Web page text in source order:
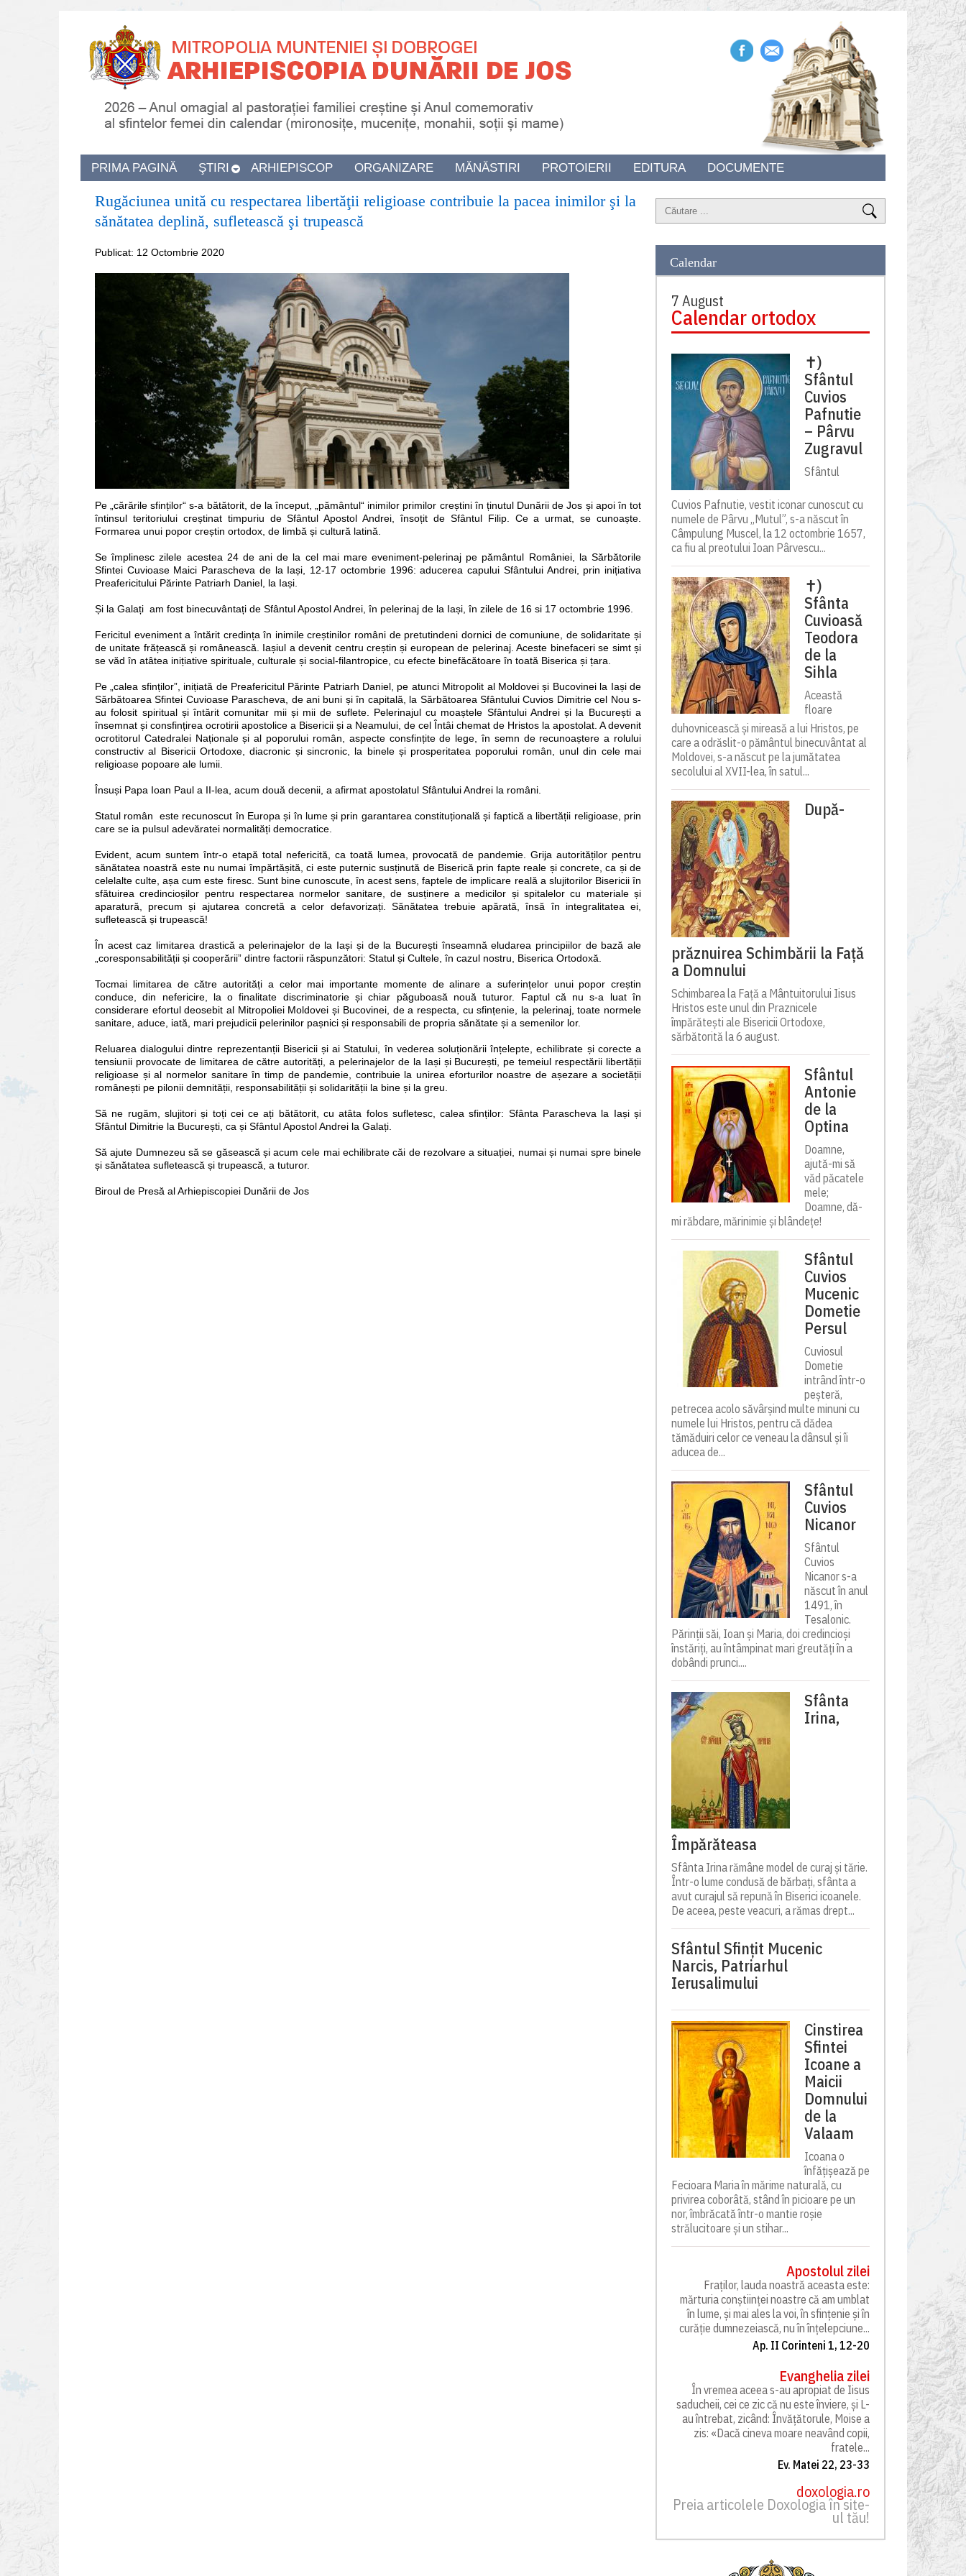
PRIMA PAGINĂ ŞTIRI ARHIEPISCOP ORGANIZARE MĂNĂSTIRI PROTOIERII EDITURA DOCUMENTE
Rugăciunea unită cu respectarea libertăţii religioase contribuie la pacea inimilor şi la
sănătatea deplină, sufletească şi trupească
Publicat: 12 Octombrie 2020
Pe „cărările sfinților“ s-a bătătorit, de la început, „pământul“ inimilor primilor creștini în ținutul Dunării de Jos și apoi în tot
întinsul teritoriului creștinat timpuriu de Sfântul Apostol Andrei, însoțit de Sfântul Filip. Ce a urmat, se cunoaște.
Formarea unui popor creștin ortodox, de limbă și cultură latină.
Se împlinesc zilele acestea 24 de ani de la cel mai mare eveniment-pelerinaj pe pământul României, la Sărbătorile
Sfintei Cuvioase Maici Parascheva de la Iași, 12-17 octombrie 1996: aducerea capului Sfântului Andrei, prin inițiativa
Preafericitului Părinte Patriarh Daniel, la Iași.
Și la Galați am fost binecuvântați de Sfântul Apostol Andrei, în pelerinaj de la Iași, în zilele de 16 si 17 octombrie 1996.
Fericitul eveniment a întărit credința în inimile creștinilor români de pretutindeni dornici de comuniune, de solidaritate și
de unitate frățească și românească. Iașiul a devenit centru creștin și european de pelerinaj. Aceste binefaceri se simt și
se văd în atâtea inițiative spirituale, culturale și social-filantropice, cu efecte binefăcătoare în toată Biserica și țara.
Pe „calea sfinților”, inițiată de Preafericitul Părinte Patriarh Daniel, pe atunci Mitropolit al Moldovei și Bucovinei la Iași de
Sărbătoarea Sfintei Cuvioase Parascheva, de ani buni și în capitală, la Sărbătoarea Sfântului Cuvios Dimitrie cel Nou s-
au folosit spiritual și întărit comunitar mii și mii de suflete. Pelerinajul cu moaștele Sfântului Andrei și la București a
însemnat și consfințirea ocrotirii apostolice a Bisericii și a Neamului, de cel Întâi chemat de Hristos la apostolat. A devenit
ocrotitorul Catedralei Naționale și al poporului român, aspecte consfințite de lege, în semn de recunoaștere a rolului
constructiv al Bisericii Ortodoxe, diacronic și sincronic, la binele și prosperitatea poporului român, unul din cele mai
religioase popoare ale lumii.
Însuși Papa Ioan Paul a II-lea, acum două decenii, a afirmat apostolatul Sfântului Andrei la români.
Statul român este recunoscut în Europa și în lume și prin garantarea constituțională și faptică a libertății religioase, prin
care se ia pulsul adevăratei normalități democratice.
Evident, acum suntem într-o etapă total nefericită, ca toată lumea, provocată de pandemie. Grija autorităților pentru
sănătatea noastră este nu numai împărtășită, ci este puternic susținută de Biserică prin fapte reale și concrete, ca și de
celelalte culte, așa cum este firesc. Sunt bine cunoscute, în acest sens, faptele de implicare reală a slujitorilor Bisericii în
sfătuirea credincioșilor pentru respectarea normelor sanitare, de susținere a medicilor și spitalelor cu materiale și
aparatură, precum și ajutarea concretă a celor defavorizați. Sănătatea trebuie apărată, însă în integralitatea ei,
sufletească și trupească!
În acest caz limitarea drastică a pelerinajelor de la Iași și de la București înseamnă eludarea principiilor de bază ale
„coresponsabilității și cooperării” dintre factorii răspunzători: Statul și Cultele, în cazul nostru, Biserica Ortodoxă.
Tocmai limitarea de către autorități a celor mai importante momente de alinare a suferințelor unui popor creștin
conduce, din nefericire, la o finalitate discriminatorie și chiar păguboasă nouă tuturor. Faptul că nu s-a luat în
considerare efortul deosebit al Mitropoliei Moldovei și Bucovinei, de a respecta, cu sfințenie, la pelerinaj, toate normele
sanitare, aduce, iată, mari prejudicii pelerinilor pașnici și responsabili de propria sănătate și a semenilor lor.
Reluarea dialogului dintre reprezentanții Bisericii și ai Statului, în vederea soluționării înțelepte, echilibrate și corecte a
tensiunii provocate de limitarea de către autorități, a pelerinajelor de la Iași și București, pe temeiul respectării libertății
religioase și al normelor sanitare în timp de pandemie, contribuie la unirea eforturilor noastre de așezare a societății
românești pe pilonii demnității, responsabilității și solidarității la bine și la greu.
Să ne rugăm, slujitori și toți cei ce ați bătătorit, cu atâta folos sufletesc, calea sfinților: Sfânta Parascheva la Iași și
Sfântul Dimitrie la București, ca și Sfântul Apostol Andrei la Galați.
Să ajute Dumnezeu să se găsească și acum cele mai echilibrate căi de rezolvare a situației, numai și numai spre binele
și sănătatea sufletească și trupească, a tuturor.
Biroul de Presă al Arhiepiscopiei Dunării de Jos
Calendar
7 August
Calendar ortodox
✝)
Sfântul
Cuvios
Pafnutie
– Pârvu
Zugravul
Sfântul
Cuvios Pafnutie, vestit iconar cunoscut cu
numele de Pârvu „Mutul”, s-a născut în
Câmpulung Muscel, la 12 octombrie 1657,
ca fiu al preotului Ioan Pârvescu...
✝)
Sfânta
Cuvioasă
Teodora
de la
Sihla
Această
floare
duhovnicească și mireasă a lui Hristos, pe
care a odrăslit-o pământul binecuvântat al
Moldovei, s-a născut pe la jumătatea
secolului al XVII-lea, în satul...
După-
prăznuirea Schimbării la Față
a Domnului
Schimbarea la Față a Mântuitorului Iisus
Hristos este unul din Praznicele
împărătești ale Bisericii Ortodoxe,
sărbătorită la 6 august.
Sfântul
Antonie
de la
Optina
Doamne,
ajută-mi să
văd păcatele
mele;
Doamne, dă-
mi răbdare, mărinimie şi blândeţe!
Sfântul
Cuvios
Mucenic
Dometie
Persul
Cuviosul
Dometie
intrând într-o
peșteră,
petrecea acolo săvârșind multe minuni cu
numele lui Hristos, pentru că dădea
tămăduiri celor ce veneau la dânsul și îi
aducea de...
Sfântul
Cuvios
Nicanor
Sfântul
Cuvios
Nicanor s-a
născut în anul
1491, în
Tesalonic.
Părinții săi, Ioan și Maria, doi credincioși
înstăriți, au întâmpinat mari greutăți în a
dobândi prunci....
Sfânta
Irina,
Împărăteasa
Sfânta Irina rămâne model de curaj și tărie.
Într-o lume condusă de bărbați, sfânta a
avut curajul să repună în Biserici icoanele.
De aceea, peste veacuri, a rămas drept...
Sfântul Sfinţit Mucenic
Narcis, Patriarhul
Ierusalimului
Cinstirea
Sfintei
Icoane a
Maicii
Domnului
de la
Valaam
Icoana o
înfățișează pe
Fecioara Maria în mărime naturală, cu
privirea coborâtă, stând în picioare pe un
nor, îmbrăcată într-o mantie roșie
strălucitoare și un stihar...
Apostolul zilei
Fraților, lauda noastră aceasta este:
mărturia conștiinței noastre că am umblat
în lume, și mai ales la voi, în sfințenie și în
curăție dumnezeiască, nu în înțelepciune...
Ap. II Corinteni 1, 12-20
Evanghelia zilei
În vremea aceea s-au apropiat de Iisus
saducheii, cei ce zic că nu este înviere, și L-
au întrebat, zicând: Învățătorule, Moise a
zis: «Dacă cineva moare neavând copii,
fratele...
Ev. Matei 22, 23-33
doxologia.ro
Preia articolele Doxologia în site-
ul tău!